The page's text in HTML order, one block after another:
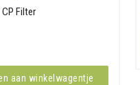
Filter
aan winkelwagentje